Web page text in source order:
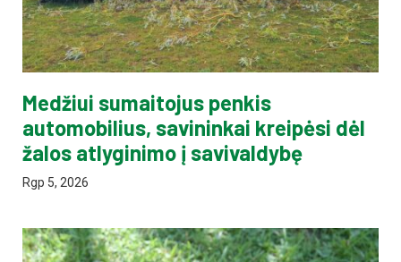
Medžiui sumaitojus penkis
automobilius, savininkai kreipėsi dėl
žalos atlyginimo į savivaldybę
Rgp 5, 2026